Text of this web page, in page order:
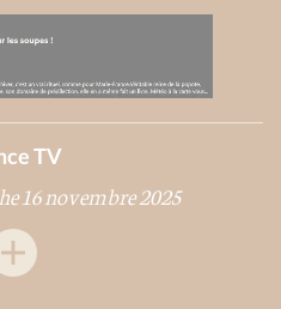
TV
16 novembre 2025